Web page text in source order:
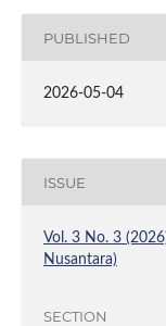
PUBLISHED
2026-05-04
ISSUE
Vol. 3 No. 3
Nusantara)
SECTION